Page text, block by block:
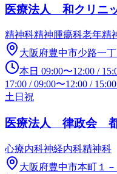
医療法人 和クリニ
精神科精神腫瘍科老年精
大阪府豊中市少路一
本日 09:00〜12:00 /
17:00 /09:00〜12:00 / 15:00
土日祝
医療法人 律政会 都
心療内科神経内科精神科
大阪府豊中市本町１